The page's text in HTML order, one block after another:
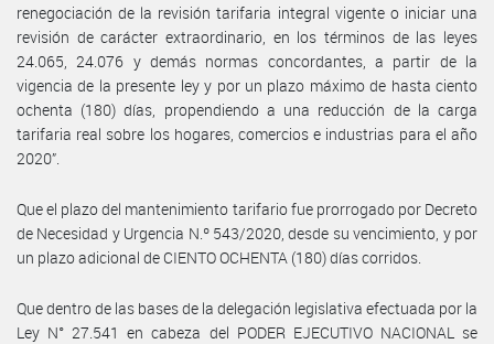
renegociación de la revisión tarifaria integral vigente o iniciar una
revisión de carácter extraordinario, en los términos de las leyes
24.065, 24.076 y demás normas concordantes, a partir de la
vigencia de la presente ley y por un plazo máximo de hasta ciento
ochenta (180) días, propendiendo a una reducción de la carga
tarifaria real sobre los hogares, comercios e industrias para el año
2020”.
Que el plazo del mantenimiento tarifario fue prorrogado por Decreto
de Necesidad y Urgencia N.º 543/2020, desde su vencimiento, y por
un plazo adicional de CIENTO OCHENTA (180) días corridos.
Que dentro de las bases de la delegación legislativa efectuada por la
Ley N° 27.541 en cabeza del PODER EJECUTIVO NACIONAL se